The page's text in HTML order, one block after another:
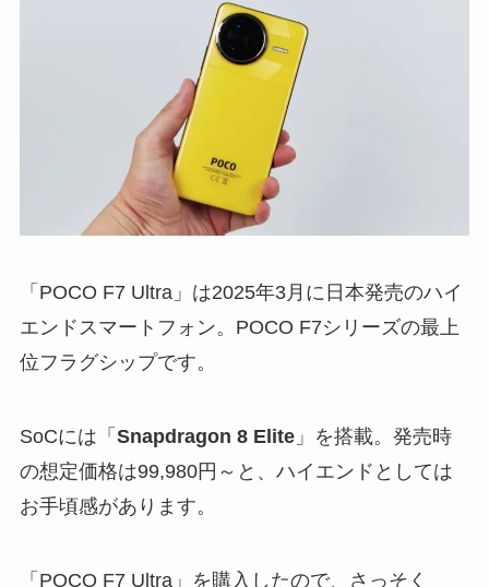
「POCO F7 Ultra」は2025年3月に日本発売のハイ
エンドスマートフォン。POCO F7シリーズの最上
位フラグシップです。
SoCには「 Snapdragon 8 Elite」を搭載。発売時
の想定価格は99,980円～と、ハイエンドとしては
お手頃感があります。
「POCO F7 Ultra」を購入したので、さっそく